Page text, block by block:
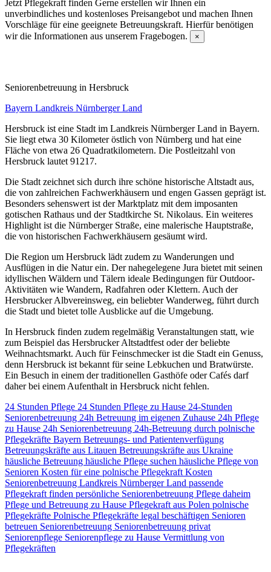
Jetzt Pflegekraft finden Gerne erstellen wir Ihnen ein
unverbindliches und kostenloses Preisangebot und machen Ihnen
Vorschläge für eine geeignete Betreuungskraft. Hierfür benötigen
wir die Informationen aus unserem Fragebogen.
×
Senioren­betreuung in Hersbruck
Bayern Landkreis Nürnberger Land
Hersbruck ist eine Stadt im Landkreis Nürnberger Land in Bayern.
Sie liegt etwa 30 Kilometer östlich von Nürnberg und hat eine
Fläche von etwa 26 Quadratkilometern. Die Postleitzahl von
Hersbruck lautet 91217.
Die Stadt zeichnet sich durch ihre schöne historische Altstadt aus,
die von zahlreichen Fachwerkhäusern und engen Gassen geprägt ist.
Besonders sehenswert ist der Marktplatz mit dem imposanten
gotischen Rathaus und der Stadtkirche St. Nikolaus. Ein weiteres
Highlight ist die Nürnberger Straße, eine malerische Hauptstraße,
die von historischen Fachwerkhäusern gesäumt wird.
Die Region um Hersbruck lädt zudem zu Wanderungen und
Ausflügen in die Natur ein. Der nahegelegene Jura bietet mit seinen
idyllischen Wäldern und Tälern ideale Bedingungen für Outdoor-
Aktivitäten wie Wandern, Radfahren oder Klettern. Auch der
Hersbrucker Albvereinsweg, ein beliebter Wanderweg, führt durch
die Stadt und bietet tolle Ausblicke auf die Umgebung.
In Hersbruck finden zudem regelmäßig Veranstaltungen statt, wie
zum Beispiel das Hersbrucker Altstadtfest oder der beliebte
Weihnachtsmarkt. Auch für Feinschmecker ist die Stadt ein Genuss,
denn Hersbruck ist bekannt für seine Lebkuchen und Bratwürste.
Ein Besuch in einem der traditionellen Gasthöfe oder Cafés darf
daher bei einem Aufenthalt in Hersbruck nicht fehlen.
24 Stunden Pflege 24 Stunden Pflege zu Hause 24-Stunden
Seniorenbetreuung 24h Betreuung im eigenen Zuhause 24h Pflege
zu Hause 24h Seniorenbetreuung 24h-Betreuung durch polnische
Pflegekräfte Bayern Betreuungs- und Patientenverfügung
Betreuungskräfte aus Litauen Betreuungskräfte aus Ukraine
häusliche Betreuung häusliche Pflege suchen häusliche Pflege von
Senioren Kosten für eine polnische Pflegekraft Kosten
Seniorenbetreuung Landkreis Nürnberger Land passende
Pflegekraft finden persönliche Seniorenbetreuung Pflege daheim
Pflege und Betreuung zu Hause Pflegekraft aus Polen polnische
Pflegekräfte Polnische Pflegekräfte legal beschäftigen Senioren
betreuen Seniorenbetreuung Seniorenbetreuung privat
Seniorenpflege Seniorenpflege zu Hause Vermittlung von
Pflegekräften